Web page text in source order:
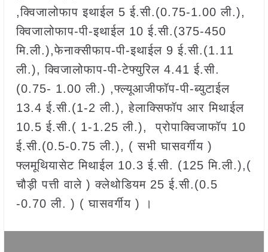
,क्विजालोफाप इथाईल 5 ई.सी.(0.75-1.00 ली.),
क्विजालोफाप-पी-इथाईल 10 ई.सी.(375-450
मि.ली.),फेनाक्सीफाप-पी-इथाईल 9 ई.सी.(1.11
ली.), क्विजालोफाप-पी-टेफ्युरिल 4.41 ई.सी.
(0.75- 1.00 ली.) ,फ्ल्यूआजीफॉप-पी-ब्युटाईल
13.4 ई.सी.(1-2 ली.), हेलाक्सिफॉप आर मिथाईल
10.5 ई.सी.( 1-1.25 ली.), प्रोपाक्विजाफॉप 10
ई.सी.(0.5-0.75 ली.), ( सभी घासवर्गीय )
फ्लमूथियासेट मिथाईल 10.3 ई.सी. (125 मि.ली.),(
चौड़ी पत्ती वाले ) क्लेथोडियम 25 ई.सी.(0.5
-0.70 ली. ) ( घासवर्गीय ) ।